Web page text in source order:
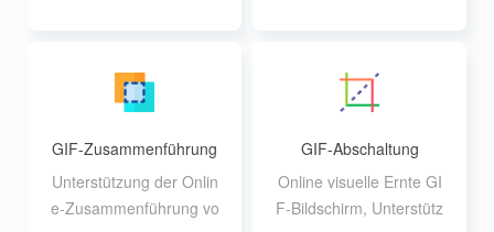
GIF-Zusammenführung
Unterstützung der Onlin
e-Zusammenführung vo
GIF-Abschaltung
Online visuelle Ernte GI
F-Bildschirm, Unterstütz